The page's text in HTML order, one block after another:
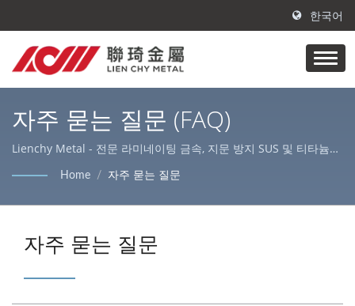
한국어
자주 묻는 질문 (FAQ)
Lienchy Metal - 전문 라미네이팅 금속, 지문 방지 SUS 및 티타늄
SUS 제조업체/공급업체.
Home / 자주 묻는 질문
자주 묻는 질문